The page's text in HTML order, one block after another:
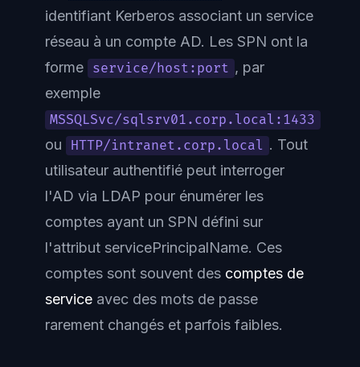
identifiant Kerberos associant un service
réseau à un compte AD. Les SPN ont la
forme service/host:port , par
exemple
MSSQLSvc/sqlsrv01.corp.local:1433
ou HTTP/intranet.corp.local . Tout
utilisateur authentifié peut interroger
l'AD via LDAP pour énumérer les
comptes ayant un SPN défini sur
l'attribut servicePrincipalName. Ces
comptes sont souvent des comptes de
service avec des mots de passe
rarement changés et parfois faibles.